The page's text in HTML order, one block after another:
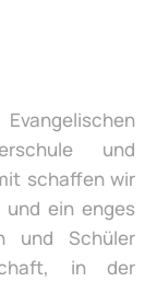
und
schaffen wir
und ein enges
und Schüler
in der